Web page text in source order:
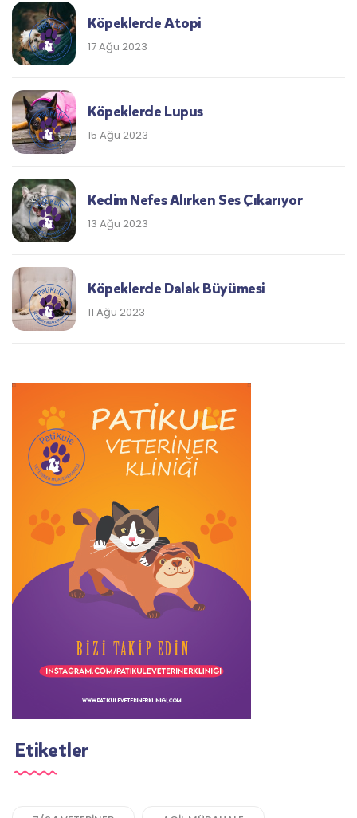
Köpeklerde Atopi
17 Ağu 2023
Köpeklerde Lupus
15 Ağu 2023
Kedim Nefes Alırken Ses Çıkarıyor
13 Ağu 2023
Köpeklerde Dalak Büyümesi
11 Ağu 2023
Etiketler